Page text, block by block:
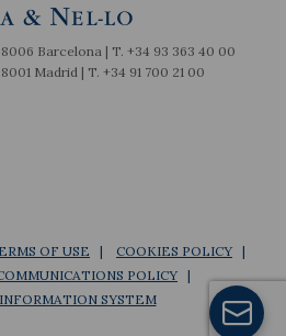
Barcelona | T. +34 93 363 40 00
Madrid | T. +34 91 700 21 00
OF USE
COOKIES POLICY
POLICY
SYSTEM